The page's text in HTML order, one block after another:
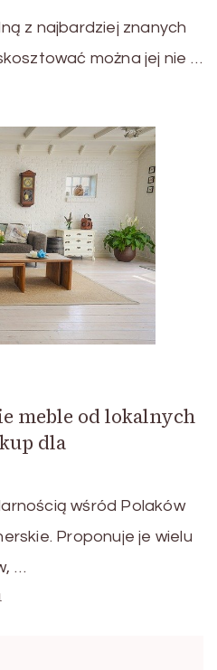
z najbardziej znanych
można jej nie …
meble od lokalnych
dla
wśród Polaków
Proponuje je wielu
…